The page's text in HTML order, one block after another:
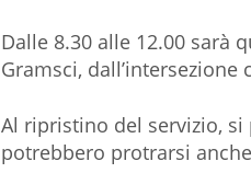
Dalle 8.30 alle 12.00 sarà
Gramsci,
Al ripristino del servizio,
potrebbero protrarsi